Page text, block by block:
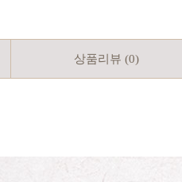
상품리뷰 (0)